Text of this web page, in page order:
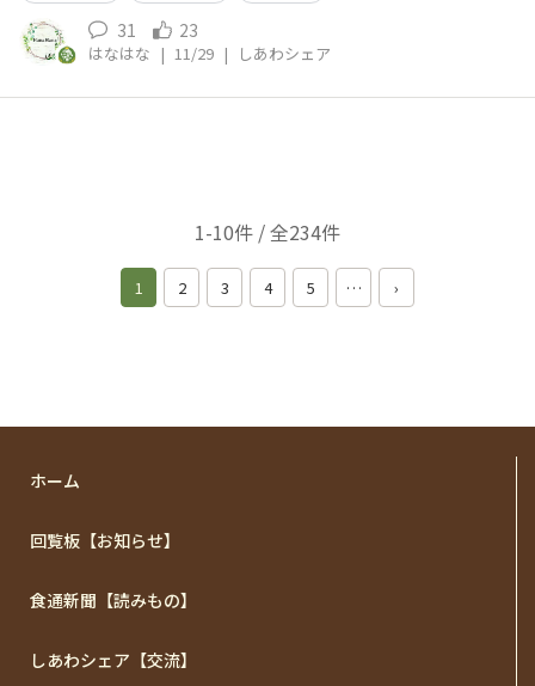
31 23
はなはな | 11/29 | しあわシェア
1-10件 / 全234件
1 2 3 4 5 … ›
ホーム
回覧板【お知らせ】
食通新聞【読みもの】
しあわシェア【交流】